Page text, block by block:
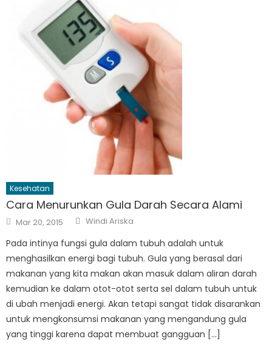
Kesehatan
Cara Menurunkan Gula Darah Secara Alami
Posted
on
Mar 20, 2015 Author
Windi Ariska
Pada intinya fungsi gula dalam tubuh adalah untuk
menghasilkan energi bagi tubuh. Gula yang berasal dari
makanan yang kita makan akan masuk dalam aliran darah
kemudian ke dalam otot-otot serta sel dalam tubuh untuk
di ubah menjadi energi. Akan tetapi sangat tidak disarankan
untuk mengkonsumsi makanan yang mengandung gula
yang tinggi karena dapat membuat gangguan […]